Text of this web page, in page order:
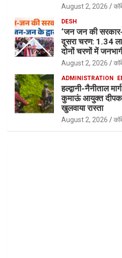
August 2, 2026
DESH
‘जन जन की
दूसरा चरण: 1.34
दोनों चरणों में
August 2, 2026
ADMINISTRATION
हल्द्वानी-नैनीताल
कुमाऊं आयुक्त दीपक
खुलवाया रास्ता
August 2, 2026